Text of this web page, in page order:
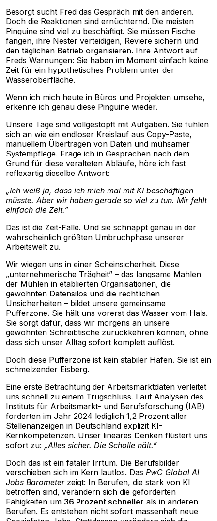
Besorgt sucht Fred das Gespräch mit den anderen.
Doch die Reaktionen sind ernüchternd. Die meisten
Pinguine sind viel zu beschäftigt. Sie müssen Fische
fangen, ihre Nester verteidigen, Reviere sichern und
den täglichen Betrieb organisieren. Ihre Antwort auf
Freds Warnungen: Sie haben im Moment einfach keine
Zeit für ein hypothetisches Problem unter der
Wasseroberfläche.
Wenn ich mich heute in Büros und Projekten umsehe,
erkenne ich genau diese Pinguine wieder.
Unsere Tage sind vollgestopft mit Aufgaben. Sie fühlen
sich an wie ein endloser Kreislauf aus Copy-Paste,
manuellem Übertragen von Daten und mühsamer
Systempflege. Frage ich in Gesprächen nach dem
Grund für diese veralteten Abläufe, höre ich fast
reflexartig dieselbe Antwort:
„Ich weiß ja, dass ich mich mal mit KI beschäftigen
müsste. Aber wir haben gerade so viel zu tun. Mir fehlt
einfach die Zeit.”
Das ist die Zeit-Falle. Und sie schnappt genau in der
wahrscheinlich größten Umbruchphase unserer
Arbeitswelt zu.
Wir wiegen uns in einer Scheinsicherheit. Diese
„unternehmerische Trägheit” – das langsame Mahlen
der Mühlen in etablierten Organisationen, die
gewohnten Datensilos und die rechtlichen
Unsicherheiten – bildet unsere gemeinsame
Pufferzone. Sie hält uns vorerst das Wasser vom Hals.
Sie sorgt dafür, dass wir morgens an unsere
gewohnten Schreibtische zurückkehren können, ohne
dass sich unser Alltag sofort komplett auflöst.
Doch diese Pufferzone ist kein stabiler Hafen. Sie ist ein
schmelzender Eisberg.
Eine erste Betrachtung der Arbeitsmarktdaten verleitet
uns schnell zu einem Trugschluss. Laut Analysen des
Instituts für Arbeitsmarkt- und Berufsforschung (IAB)
forderten im Jahr 2024 lediglich 1,2 Prozent aller
Stellenanzeigen in Deutschland explizit KI-
Kernkompetenzen. Unser lineares Denken flüstert uns
sofort zu: „Alles sicher. Die Scholle hält.”
Doch das ist ein fataler Irrtum. Die Berufsbilder
verschieben sich im Kern lautlos. Das PwC Global AI
Jobs Barometerzeigt: In Berufen, die stark von KI
betroffen sind, verändern sich die geforderten
Fähigkeiten um 36 Prozent schneller als in anderen
Berufen. Es entstehen nicht sofort massenhaft neue